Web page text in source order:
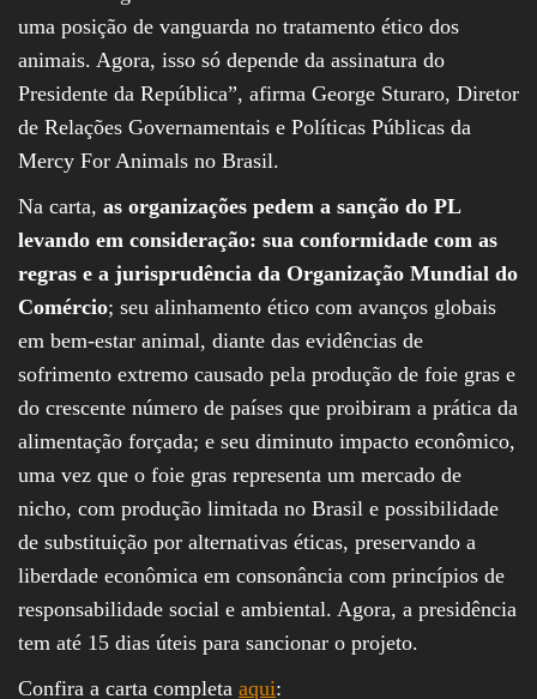
uma posição de vanguarda no tratamento ético dos
animais. Agora, isso só depende da assinatura do
Presidente da República”, afirma George Sturaro, Diretor
de Relações Governamentais e Políticas Públicas da
Mercy For Animals no Brasil.
Na carta, as organizações pedem a sanção do PL
levando em consideração: sua conformidade com as
regras e a jurisprudência da Organização Mundial do
Comércio; seu alinhamento ético com avanços globais
em bem-estar animal, diante das evidências de
sofrimento extremo causado pela produção de foie gras e
do crescente número de países que proibiram a prática da
alimentação forçada; e seu diminuto impacto econômico,
uma vez que o foie gras representa um mercado de
nicho, com produção limitada no Brasil e possibilidade
de substituição por alternativas éticas, preservando a
liberdade econômica em consonância com princípios de
responsabilidade social e ambiental. Agora, a presidência
tem até 15 dias úteis para sancionar o projeto.
Confira a carta completa aqui: